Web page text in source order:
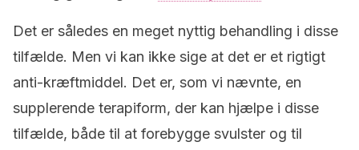
Det er således en meget nyttig behandling i disse
tilfælde. Men vi kan ikke sige at det er et rigtigt
anti-kræftmiddel. Det er, som vi nævnte, en
supplerende terapiform, der kan hjælpe i disse
tilfælde, både til at forebygge svulster og til